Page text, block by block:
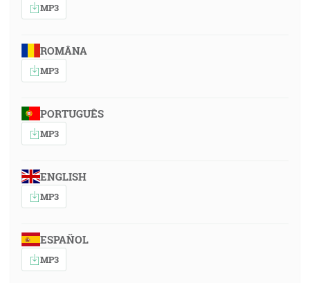
MP3
ROMÂNA
MP3
PORTUGUÊS
MP3
ENGLISH
MP3
ESPAÑOL
MP3